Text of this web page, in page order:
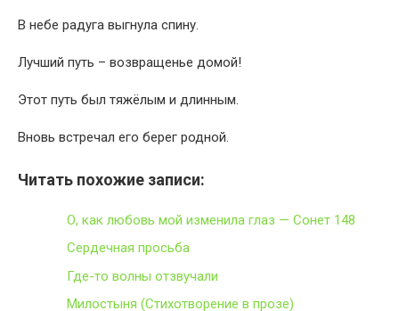
В небе радуга выгнула спину.
Лучший путь – возвращенье домой!
Этот путь был тяжёлым и длинным.
Вновь встречал его берег родной.
Читать похожие записи:
О, как любовь мой изменила глаз — Сонет 148
Сердечная просьба
Где-то волны отзвучали
Милостыня (Стихотворение в прозе)